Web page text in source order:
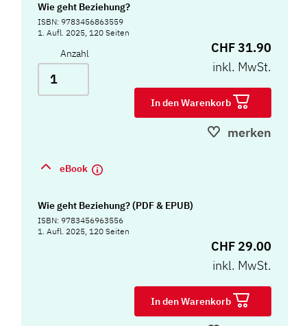
Wie geht Beziehung?
ISBN: 9783456863559
1. Aufl. 2025, 120 Seiten
Anzahl
CHF 31.90
inkl. MwSt.
In den Warenkorb
merken
eBook
Wie geht Beziehung? (PDF & EPUB)
ISBN: 9783456963556
1. Aufl. 2025, 120 Seiten
CHF 29.00
inkl. MwSt.
In den Warenkorb